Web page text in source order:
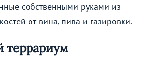
собственными руками из
от вина, пива и газировки.
террариум